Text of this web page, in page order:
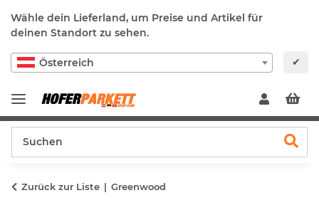
Wähle dein Lieferland, um Preise und Artikel für
deinen Standort zu sehen.
Österreich ✔
Zurück zur Liste Greenwood